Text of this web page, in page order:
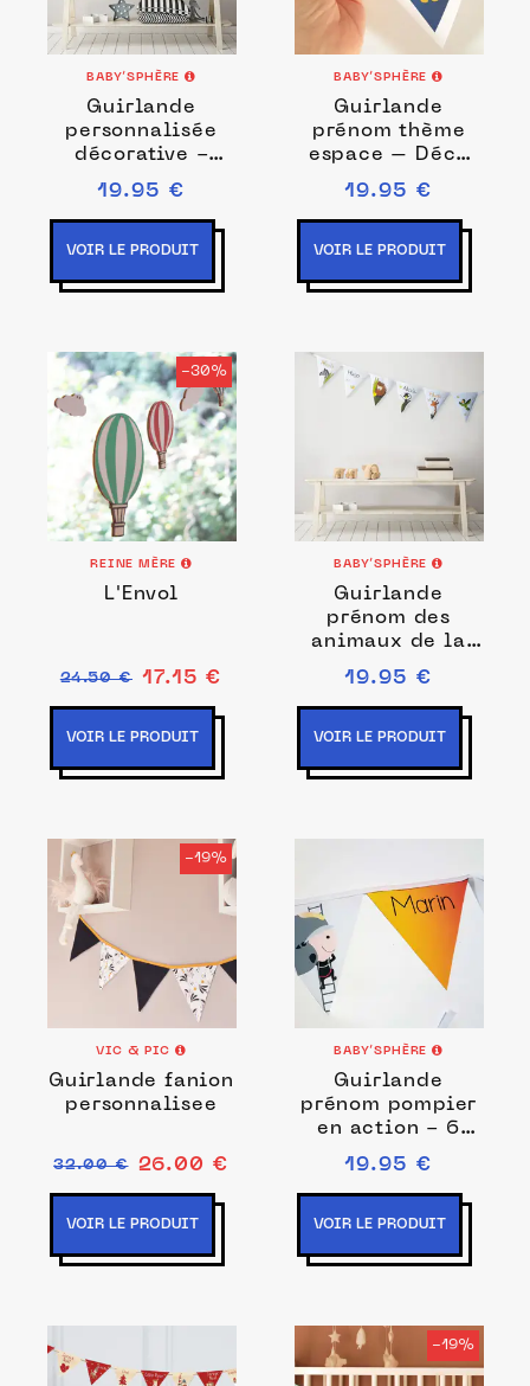
BABY’SPHÈRE
Guirlande
personnalisée
décorative -
Thème renard
19.95 €
VOIR LE PRODUIT
BABY’SPHÈRE
Guirlande
prénom thème
espace – Déco
personnalisée
pour chambre
enfant
19.95 €
VOIR LE PRODUIT
-30%
REINE MÈRE
L'Envol
24.50 € 17.15 €
VOIR LE PRODUIT
BABY’SPHÈRE
Guirlande
prénom des
animaux de la
jungle - 6
fanions
19.95 €
VOIR LE PRODUIT
-19%
VIC & PIC
Guirlande fanion
personnalisee
32.00 € 26.00 €
VOIR LE PRODUIT
BABY’SPHÈRE
Guirlande
prénom pompier
en action - 6
fanions
19.95 €
VOIR LE PRODUIT
-19%